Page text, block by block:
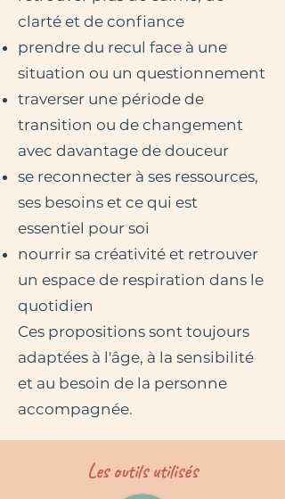
clarté et de confiance
prendre du recul face à une
situation ou un questionnement
traverser une période de
transition ou de changement
avec davantage de douceur
se reconnecter à ses ressources,
ses besoins et ce qui est
essentiel pour soi
nourrir sa créativité et retrouver
un espace de respiration dans le
quotidien
Ces propositions sont toujours
adaptées à l'âge, à la sensibilité
et au besoin de la personne
accompagnée.
Les outils utilisés